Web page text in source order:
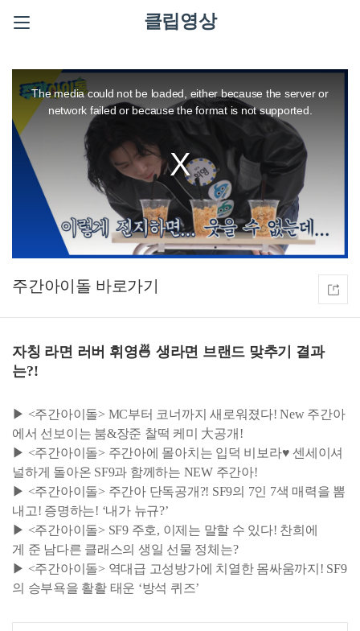
클립영상
modal
window.
The media could not be loaded, either because the server or
network failed or because the format is not supported.
주간아이돌
자칭 라면 러버 휘영🍜 생라면 브랜드 맞추기 결과
는?!
▶ <주간아이돌> MC부터 코너까지 새로워졌다! New 주간아
에서 선보이는 붐&장준 찰떡 케미 大공개!
▶ <주간아이돌> 주간아에 몰아치는 입덕 비보라♥ 센세이셔
널하게 돌아온 SF9과 함께하는 NEW 주간아!
▶ <주간아이돌> 주간아 단독공개?! SF9의 7인 7색 매력을 뽐
내고! 증명하는! ‘내가 뉴규?’
▶ <주간아이돌> SF9 주호, 이제는 말할 수 있다! 찬희에
게 준 남다른 클래스의 생일 선물 정체는?
▶ <주간아이돌> 역대급 고성방가에 치열한 몸싸움까지! SF9
의 승부욕을 활활 태운 ‘방석 퀴즈’